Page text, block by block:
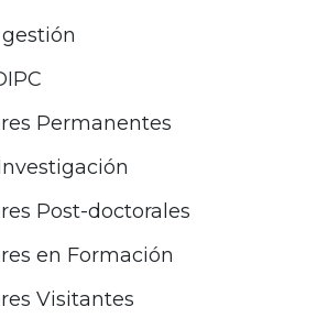
Permanentes
Post-doctorales
en Formación
Visitantes